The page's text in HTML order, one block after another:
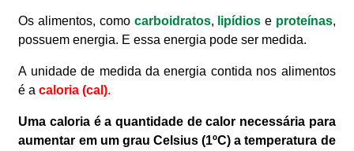
Os alimentos, como carboidratos, lipídios e proteínas,
possuem energia. E essa energia pode ser medida.
A unidade de medida da energia contida nos alimentos
é acaloria (cal).
Uma caloria é a quantidade de calor necessária para
aumentar em um grau Celsius (1ºC) a temperatura de